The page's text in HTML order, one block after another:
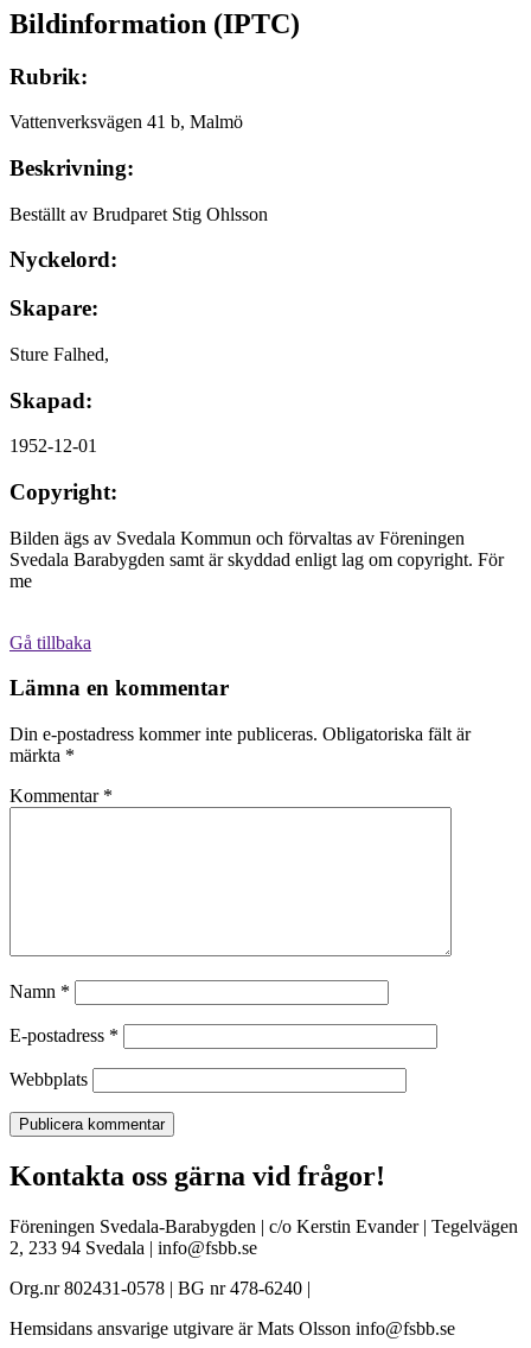
Bildinformation (IPTC)
Rubrik:
Vattenverksvägen 41 b, Malmö
Beskrivning:
Beställt av Brudparet Stig Ohlsson
Nyckelord:
Skapare:
Sture Falhed,
Skapad:
1952-12-01
Copyright:
Bilden ägs av Svedala Kommun och förvaltas av Föreningen
Svedala Barabygden samt är skyddad enligt lag om copyright. För
me
Gå tillbaka
Lämna en kommentar
Din e-postadress kommer inte publiceras. Obligatoriska fält är
märkta *
Kommentar *
Namn *
E-postadress *
Webbplats
Kontakta oss gärna vid frågor!
Föreningen Svedala-Barabygden | c/o Kerstin Evander | Tegelvägen
2, 233 94 Svedala | info@fsbb.se
Org.nr 802431-0578 | BG nr 478-6240 |
Hemsidans ansvarige utgivare är Mats Olsson info@fsbb.se